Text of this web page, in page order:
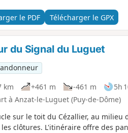
le PDF Télécharger le GPX
du Signal du Luguet
km
+461 m -461 m 5h
à Anzat-le-Luguet (Puy-de-Dôme)
sur le toit du Cézallier, au
clôtures. L'itinéraire offre des